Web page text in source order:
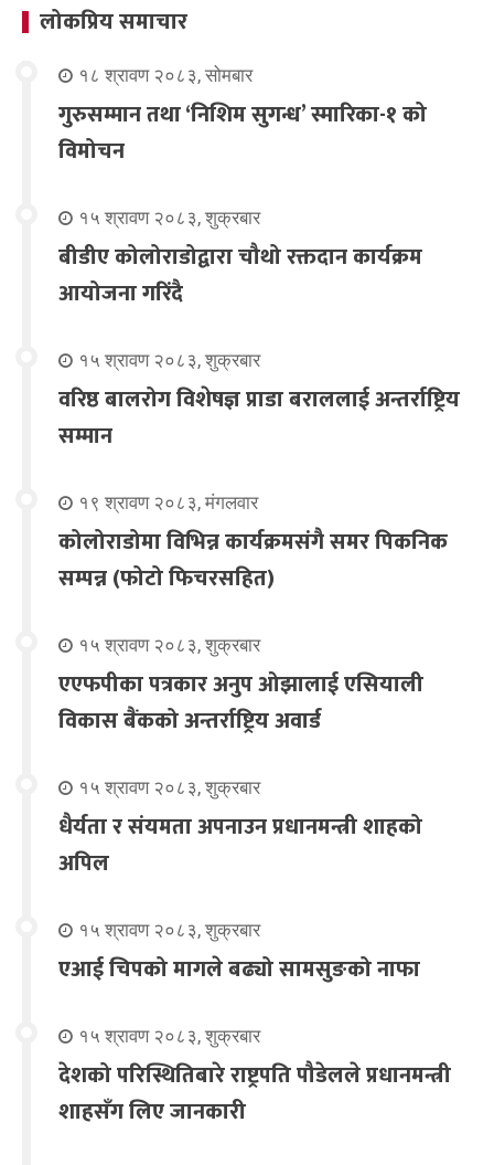
लोकप्रिय समाचार
१८ श्रावण २०८३, सोमबार
गुरुसम्मान तथा ‘निशिम सुगन्ध’ स्मारिका-१ को
विमोचन
१५ श्रावण २०८३, शुक्रबार
बीडीए कोलोराडोद्वारा चौथो रक्तदान कार्यक्रम
आयोजना गरिंदै
१५ श्रावण २०८३, शुक्रबार
वरिष्ठ बालरोग विशेषज्ञ प्राडा बराललाई अन्तर्राष्ट्रिय
सम्मान
१९ श्रावण २०८३, मंगलवार
कोलोराडोमा विभिन्न कार्यक्रमसंगै समर पिकनिक
सम्पन्न (फोटो फिचरसहित)
१५ श्रावण २०८३, शुक्रबार
एएफपीका पत्रकार अनुप ओझालाई एसियाली
विकास बैंकको अन्तर्राष्ट्रिय अवार्ड
१५ श्रावण २०८३, शुक्रबार
धैर्यता र संयमता अपनाउन प्रधानमन्त्री शाहको
अपिल
१५ श्रावण २०८३, शुक्रबार
एआई चिपको मागले बढ्यो सामसुङको नाफा
१५ श्रावण २०८३, शुक्रबार
देशको परिस्थितिबारे राष्ट्रपति पौडेलले प्रधानमन्त्री
शाहसँग लिए जानकारी